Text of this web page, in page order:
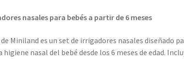
nasales para bebés a partir de 6 meses
Miniland es un set de irrigadores nasales diseñado
higiene nasal del bebé desde los 6 meses de edad.